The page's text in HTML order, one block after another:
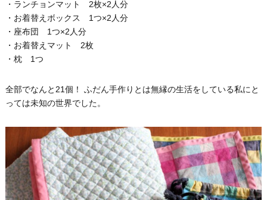
・ランチョンマット 2枚×2人分
・お着替えボックス 1つ×2人分
・座布団 1つ×2人分
・お着替えマット 2枚
・枕 1つ
全部でなんと21個！ ふだん手作りとは無縁の生活をしている私にと
っては未知の世界でした。